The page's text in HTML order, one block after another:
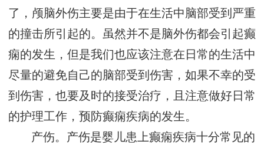
了，颅脑外伤主要是由于在生活中脑部受到严重
的撞击所引起的。虽然并不是脑外伤都会引起癫
痫的发生，但是我们也应该注意在日常的生活中
尽量的避免自己的脑部受到伤害，如果不幸的受
到伤害，也要及时的接受治疗，且注意做好日常
的护理工作，预防癫痫疾病的发生。
产伤。产伤是婴儿患上癫痫疾病十分常见的